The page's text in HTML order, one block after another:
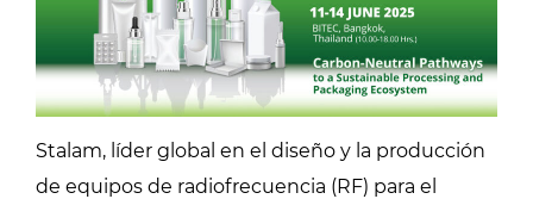
Stalam, líder global en el diseño y la producción
de equipos de radiofrecuencia (RF) para el